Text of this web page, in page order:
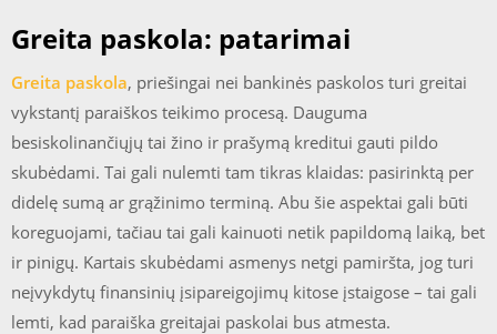
Greita paskola: patarimai
Greita paskola, priešingai nei bankinės paskolos turi greitai
vykstantį paraiškos teikimo procesą. Dauguma
besiskolinančiųjų tai žino ir prašymą kreditui gauti pildo
skubėdami. Tai gali nulemti tam tikras klaidas: pasirinktą per
didelę sumą ar grąžinimo terminą. Abu šie aspektai gali būti
koreguojami, tačiau tai gali kainuoti netik papildomą laiką, bet
ir pinigų. Kartais skubėdami asmenys netgi pamiršta, jog turi
neįvykdytų finansinių įsipareigojimų kitose įstaigose – tai gali
lemti, kad paraiška greitajai paskolai bus atmesta.